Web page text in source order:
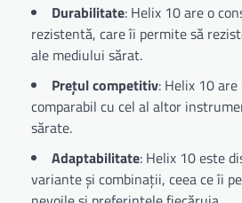
Durabilitate: Helix 10 are o
rezistentă, care îi permite să
ale mediului sărat.
Prețul competitiv: Helix 10
comparabil cu cel al altor
sărate.
Adaptabilitate: Helix 10 este
variante și combinații, ceea ce îi